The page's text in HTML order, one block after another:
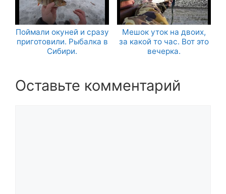
Поймали окуней и сразу
приготовили. Рыбалка в
Сибири.
Мешок уток на двоих,
за какой то час. Вот это
вечерка.
Оставьте комментарий